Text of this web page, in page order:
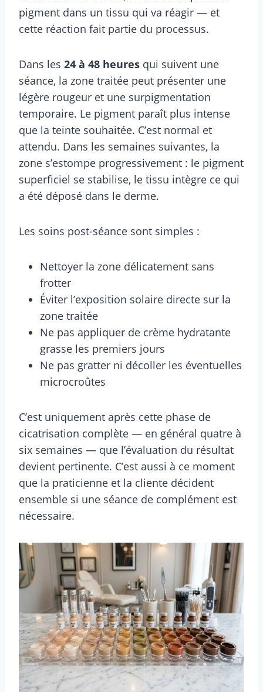
pigment dans un tissu qui va réagir — et
cette réaction fait partie du processus.
Dans les 24 à 48 heures qui suivent une
séance, la zone traitée peut présenter une
légère rougeur et une surpigmentation
temporaire. Le pigment paraît plus intense
que la teinte souhaitée. C’est normal et
attendu. Dans les semaines suivantes, la
zone s’estompe progressivement : le pigment
superficiel se stabilise, le tissu intègre ce qui
a été déposé dans le derme.
Les soins post-séance sont simples :
Nettoyer la zone délicatement sans
frotter
Éviter l’exposition solaire directe sur la
zone traitée
Ne pas appliquer de crème hydratante
grasse les premiers jours
Ne pas gratter ni décoller les éventuelles
microcroûtes
C’est uniquement après cette phase de
cicatrisation complète — en général quatre à
six semaines — que l’évaluation du résultat
devient pertinente. C’est aussi à ce moment
que la praticienne et la cliente décident
ensemble si une séance de complément est
nécessaire.